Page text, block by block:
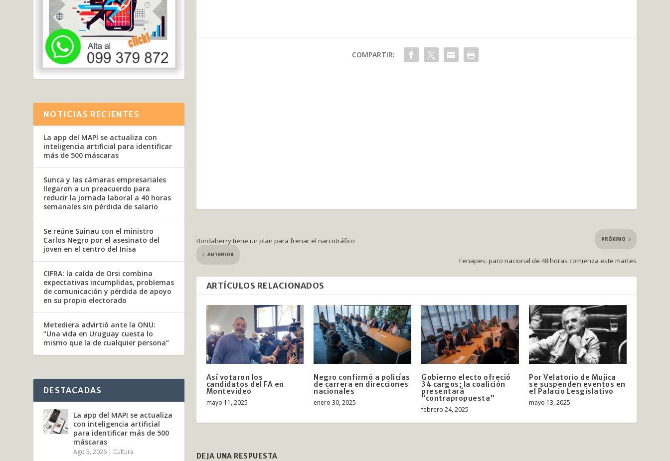
COMPARTIR:
Bordaberry tiene un plan para frenar el narcotráfico
ANTERIOR
PRÓXIMO
Fenapes: paro nacional de 48 horas comienza este martes
ARTÍCULOS RELACIONADOS
Así votaron los
candidatos del FA en
Montevideo
mayo 11, 2025
Negro confirmó a policías
de carrera en direcciones
nacionales
enero 30, 2025
Gobierno electo ofreció
34 cargos; la coalición
presentará
“contrapropuesta”
febrero 24, 2025
Por Velatorio de Mujica
se suspenden eventos en
el Palacio Lesgislativo
mayo 13, 2025
DEJA UNA RESPUESTA
NOTICIAS RECIENTES
La app del MAPI se actualiza con
inteligencia artificial para identificar
más de 500 máscaras
Sunca y las cámaras empresariales
llegaron a un preacuerdo para
reducir la jornada laboral a 40 horas
semanales sin pérdida de salario
Se reúne Suinau con el ministro
Carlos Negro por el asesinato del
joven en el centro del Inisa
CIFRA: la caída de Orsi combina
expectativas incumplidas, problemas
de comunicación y pérdida de apoyo
en su propio electorado
Metediera advirtió ante la ONU:
“Una vida en Uruguay cuesta lo
mismo que la de cualquier persona”
DESTACADAS
La app del MAPI se actualiza
con inteligencia artificial
para identificar más de 500
máscaras
Ago 5, 2026 | Cultura